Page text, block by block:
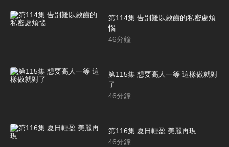
第114集 告別難以啟齒的私密處煩
惱
46分鐘
第115集 想要高人一等 這樣做就對
了
46分鐘
第116集 夏日輕盈 美麗再現
46分鐘